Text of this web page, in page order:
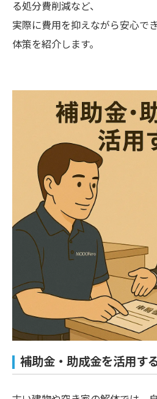
る処分費削減など、
実際に費用を抑えながら安心で
体策を紹介します。
補助金・助成金を活用す